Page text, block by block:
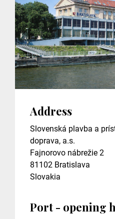
Address
Slovenská plavba a
doprava, a.s.
Fajnorovo nábrežie 2
81102 Bratislava
Slovakia
Port - opening